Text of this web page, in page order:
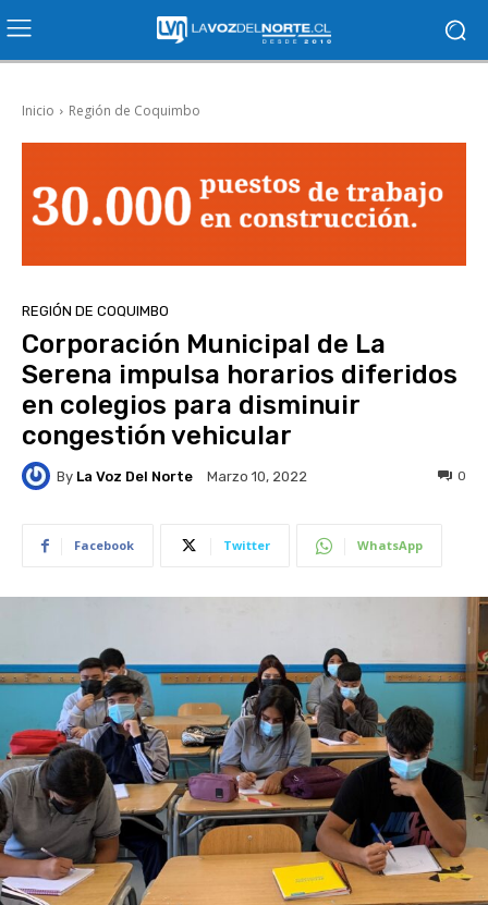
Inicio Región de Coquimbo
REGIÓN DE COQUIMBO
Corporación Municipal de La
Serena impulsa horarios diferidos
en colegios para disminuir
congestión vehicular
By La Voz Del Norte Marzo 10, 2022 0
Facebook Twitter WhatsApp